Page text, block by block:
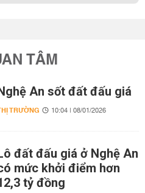
TÂM
An sốt đất đấu giá
TRƯỜNG 10:04 | 08/01/2026
đất đấu giá ở Nghệ An
mức khởi điểm hơn
tỷ đồng